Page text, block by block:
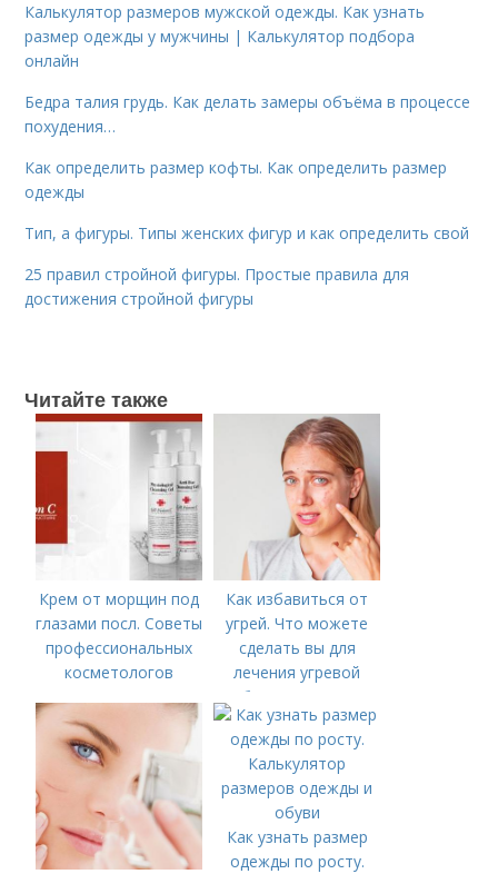
Калькулятор размеров мужской одежды. Как узнать
размер одежды у мужчины | Калькулятор подбора
онлайн
Бедра талия грудь. Как делать замеры объёма в процессе
похудения…
Как определить размер кофты. Как определить размер
одежды
Тип, а фигуры. Типы женских фигур и как определить свой
25 правил стройной фигуры. Простые правила для
достижения стройной фигуры
Читайте также
Крем от морщин под
глазами посл. Советы
профессиональных
косметологов
Как избавиться от
угрей. Что можете
сделать вы для
лечения угревой
болезни (акне)
Как узнать размер
одежды по росту.